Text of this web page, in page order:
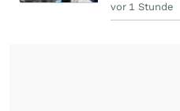
vor 1 Stunde